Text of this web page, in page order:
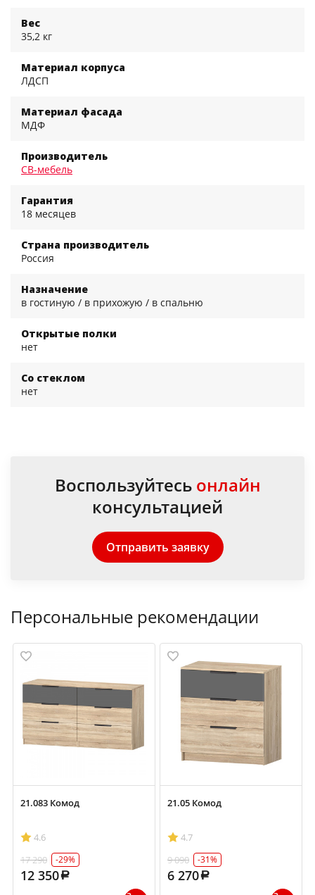
Вес
35,2 кг
Материал корпуса
ЛДСП
Материал фасада
МДФ
Производитель
СВ-мебель
Гарантия
18 месяцев
Страна производитель
Россия
Назначение
в гостиную / в прихожую / в спальню
Открытые полки
нет
Со стеклом
нет
Воспользуйтесь онлайн
консультацией
Отправить заявку
Персональные рекомендации
21.083 Комод
4.6
17 290
-29%
12 350
21.05 Комод
4.7
9 090
-31%
6 270